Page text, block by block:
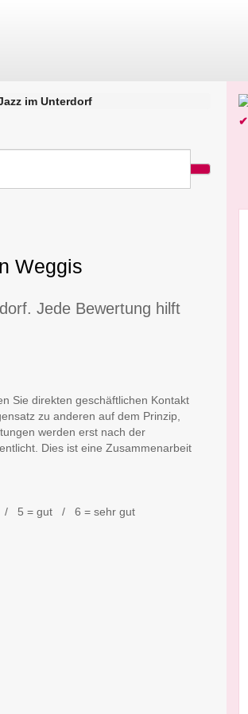
im Unterdorf
Weggis
Jede Bewertung hilft
Sie direkten geschäftlichen Kontakt
zu anderen auf dem Prinzip,
werden erst nach der
Dies ist eine Zusammenarbeit
/ 5 = gut / 6 = sehr gut
✔